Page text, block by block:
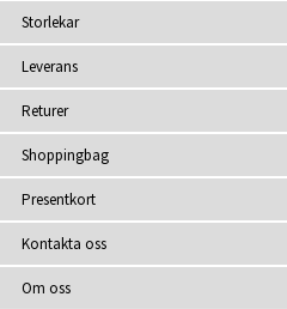
Storlekar
Leverans
Returer
Shoppingbag
Presentkort
Kontakta oss
Om oss